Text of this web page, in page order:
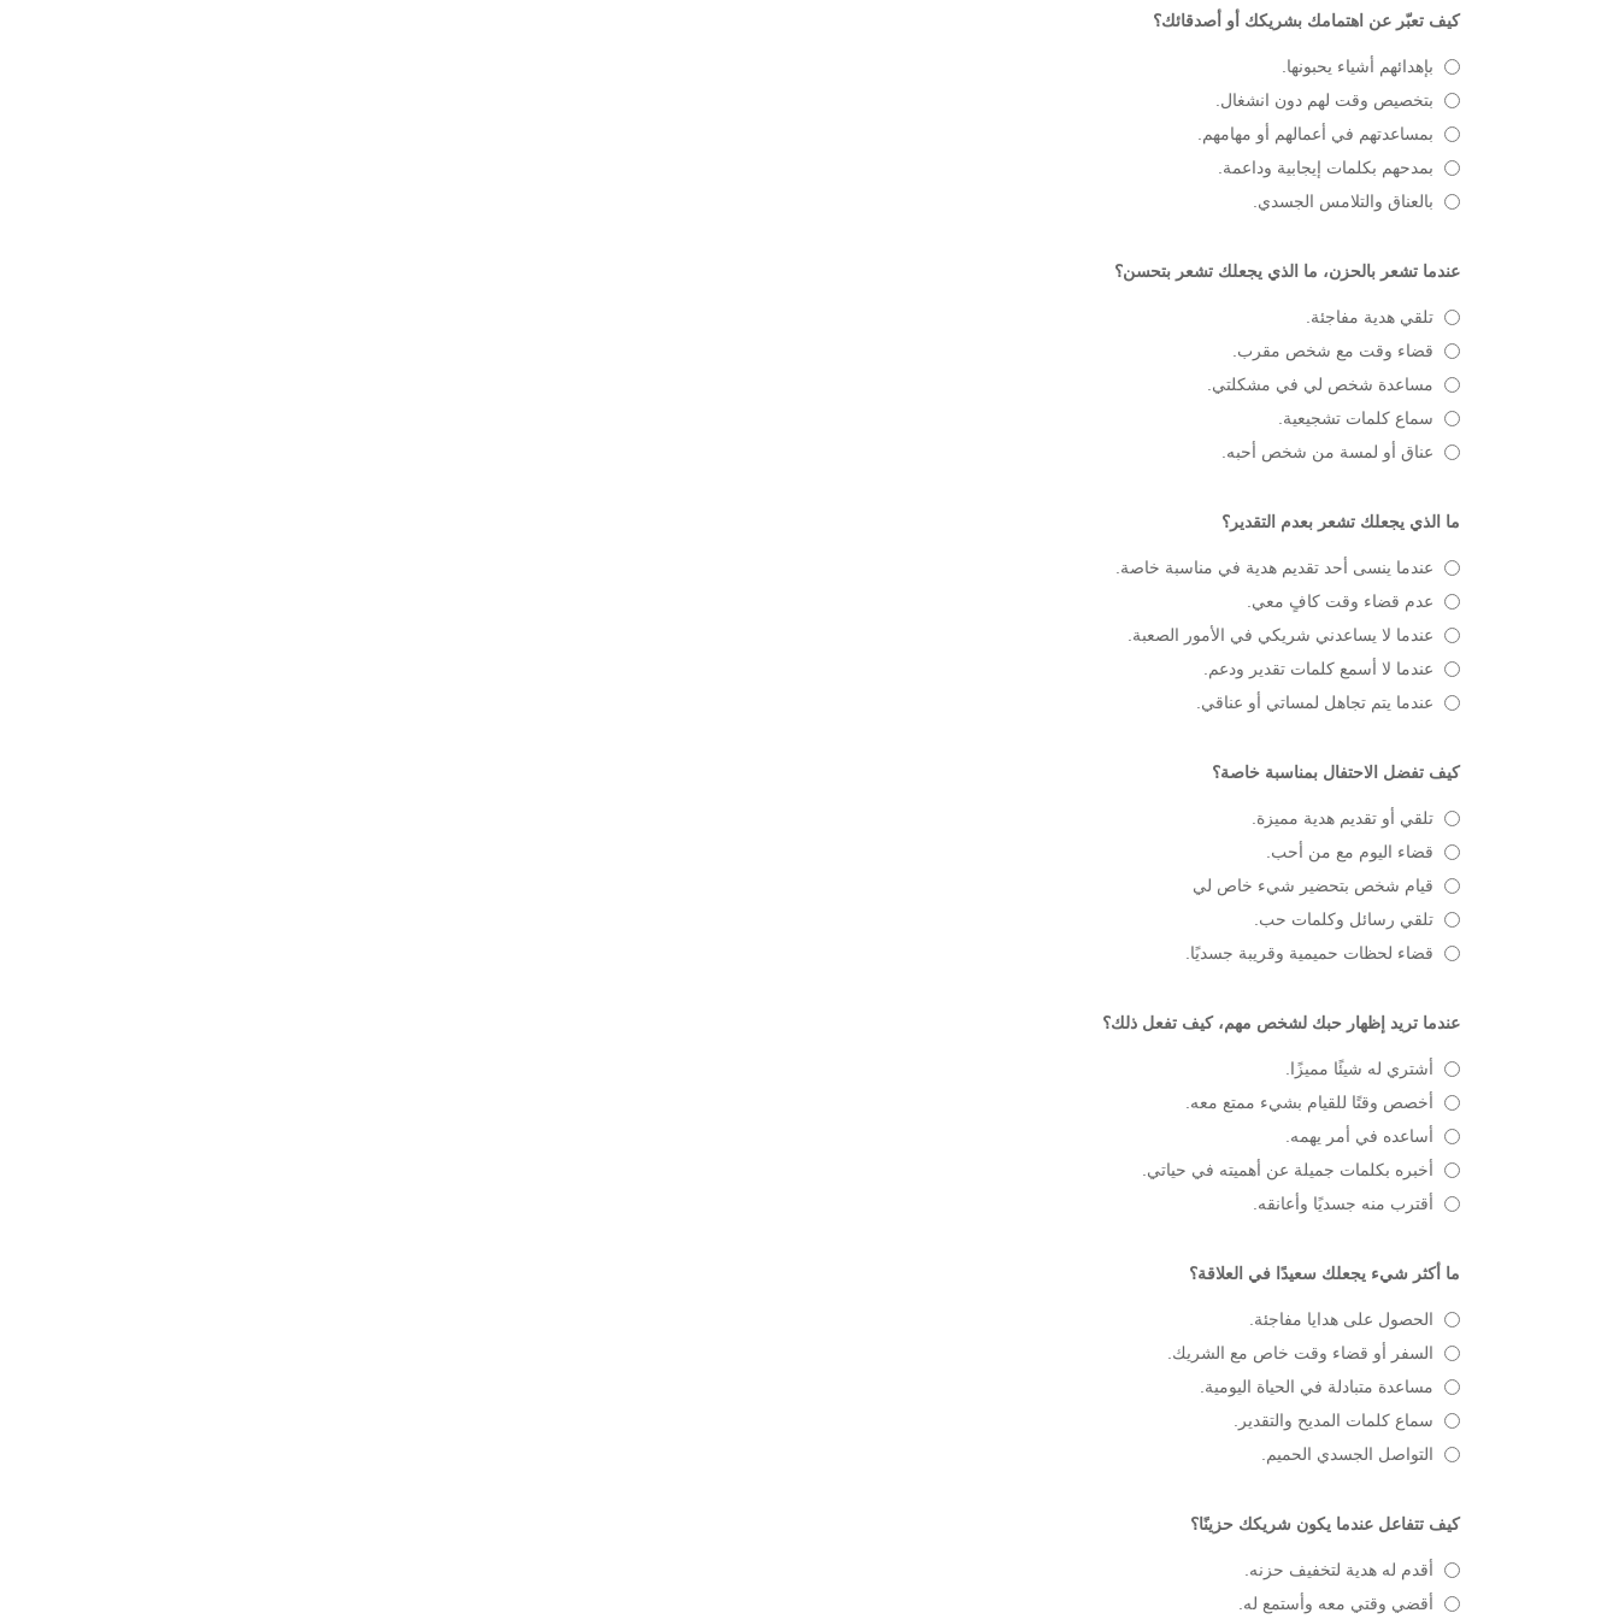
كيف تعبّر عن اهتمامك بشريكك أو أصدقائك؟
بإهدائهم أشياء يحبونها.
بتخصيص وقت لهم دون انشغال.
بمساعدتهم في أعمالهم أو مهامهم.
بمدحهم بكلمات إيجابية وداعمة.
بالعناق والتلامس الجسدي.
عندما تشعر بالحزن، ما الذي يجعلك تشعر بتحسن؟
تلقي هدية مفاجئة.
قضاء وقت مع شخص مقرب.
مساعدة شخص لي في مشكلتي.
سماع كلمات تشجيعية.
عناق أو لمسة من شخص أحبه.
ما الذي يجعلك تشعر بعدم التقدير؟
عندما ينسى أحد تقديم هدية في مناسبة خاصة.
عدم قضاء وقت كافٍ معي.
عندما لا يساعدني شريكي في الأمور الصعبة.
عندما لا أسمع كلمات تقدير ودعم.
عندما يتم تجاهل لمساتي أو عناقي.
كيف تفضل الاحتفال بمناسبة خاصة؟
تلقي أو تقديم هدية مميزة.
قضاء اليوم مع من أحب.
قيام شخص بتحضير شيء خاص لي
تلقي رسائل وكلمات حب.
قضاء لحظات حميمية وقريبة جسديًا.
عندما تريد إظهار حبك لشخص مهم، كيف تفعل ذلك؟
أشتري له شيئًا مميزًا.
أخصص وقتًا للقيام بشيء ممتع معه.
أساعده في أمر يهمه.
أخبره بكلمات جميلة عن أهميته في حياتي.
أقترب منه جسديًا وأعانقه.
ما أكثر شيء يجعلك سعيدًا في العلاقة؟
الحصول على هدايا مفاجئة.
السفر أو قضاء وقت خاص مع الشريك.
مساعدة متبادلة في الحياة اليومية.
سماع كلمات المديح والتقدير.
التواصل الجسدي الحميم.
كيف تتفاعل عندما يكون شريكك حزينًا؟
أقدم له هدية لتخفيف حزنه.
أقضي وقتي معه وأستمع له.